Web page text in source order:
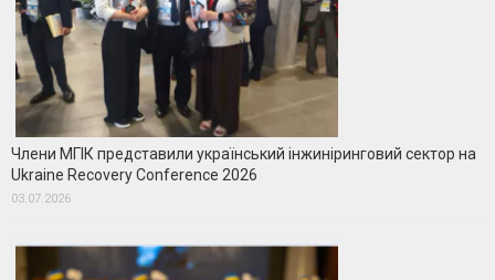
Члени МГІК представили український інжиніринговий сектор на
Ukraine Recovery Conference 2026
03.07.2026